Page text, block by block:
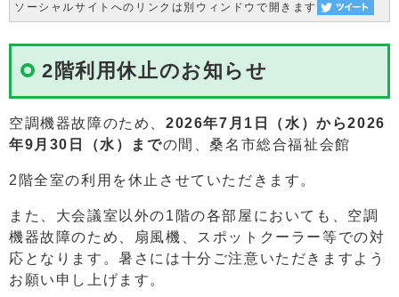
ソーシャルサイトへのリンクは別ウィンドウで開きます
2階利用休止のお知らせ
空調機器故障のため、 2026年7月1日（水）から2026
年9月30日（水）までの間、桑名市総合福祉会館
2階全室の利用を休止させていただきます。
また、大会議室以外の1階の各部屋においても、空調
機器故障のため、扇風機、スポットクーラー等での対
応となります。暑さには十分ご注意いただきますよう
お願い申し上げます。